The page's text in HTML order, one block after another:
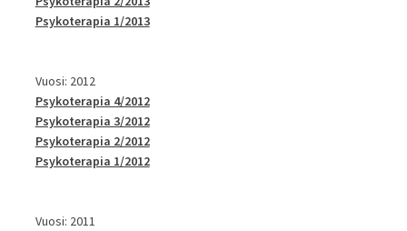
Psykoterapia 1/2013
Vuosi: 2012
Psykoterapia 4/2012
Psykoterapia 3/2012
Psykoterapia 2/2012
Psykoterapia 1/2012
Vuosi: 2011